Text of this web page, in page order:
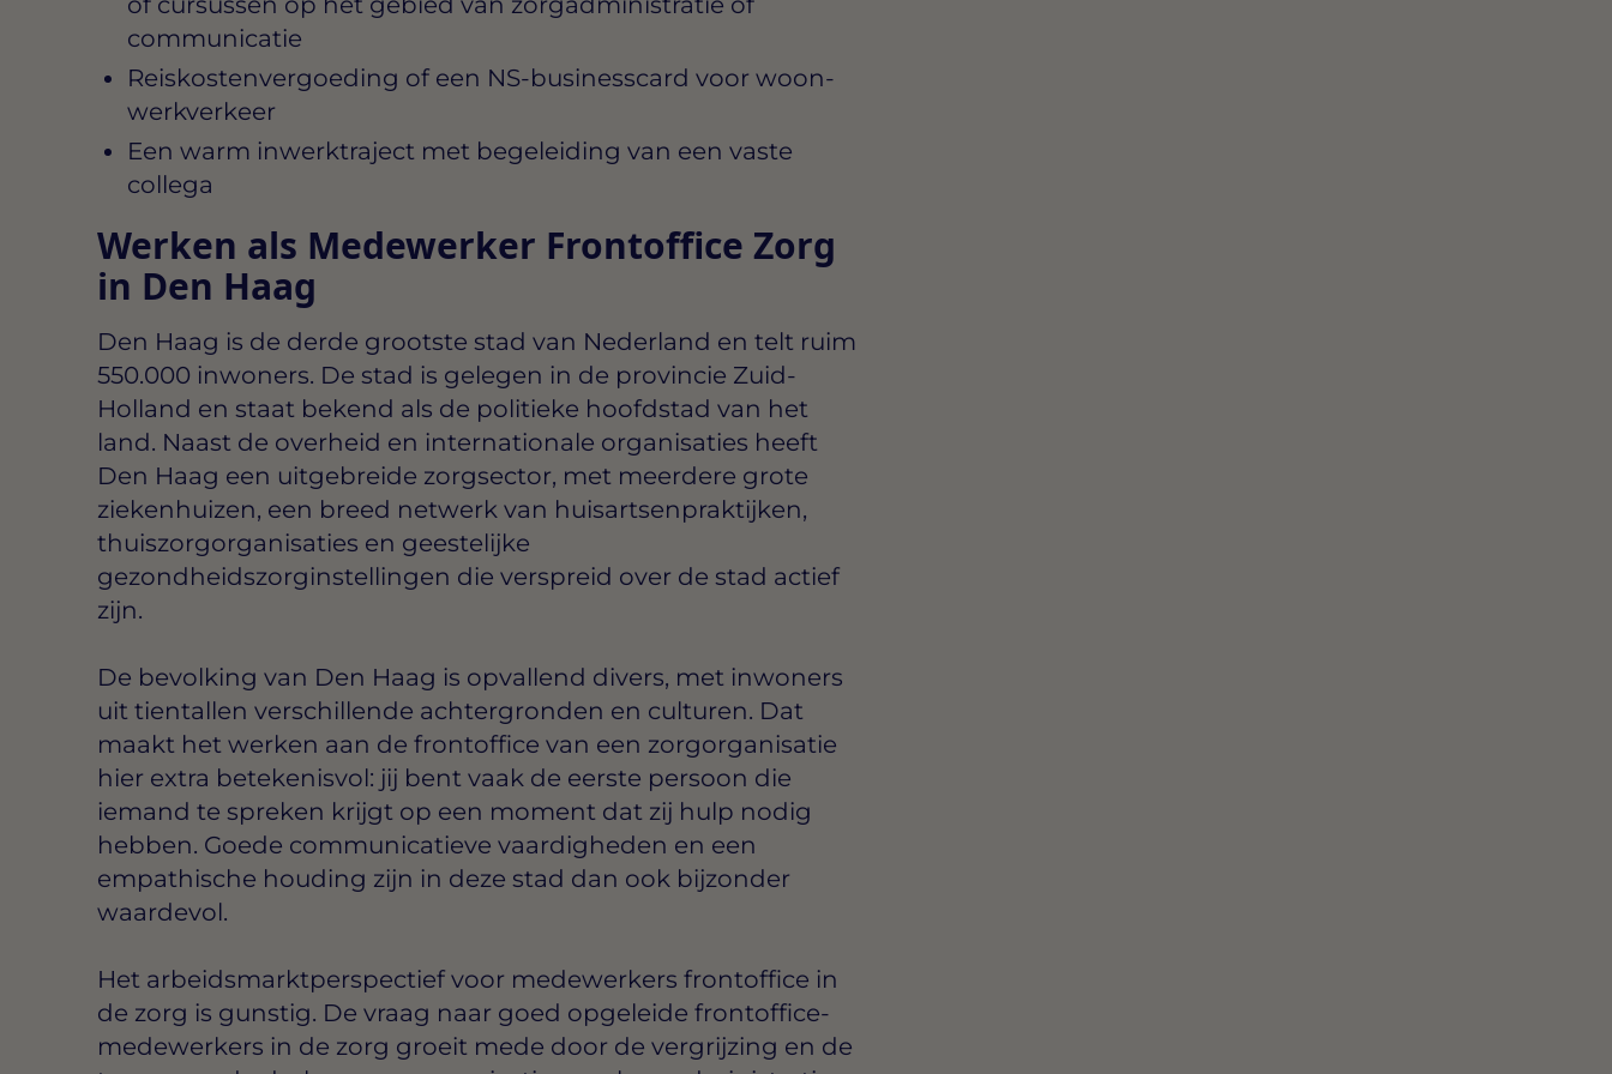
communicatie
Reiskostenvergoeding of een NS-businesscard voor woon-
werkverkeer
Een warm inwerktraject met begeleiding van een vaste
collega
Werken als Medewerker Frontoffice Zorg
in Den Haag
Den Haag is de derde grootste stad van Nederland en telt ruim
550.000 inwoners. De stad is gelegen in de provincie Zuid-
Holland en staat bekend als de politieke hoofdstad van het
land. Naast de overheid en internationale organisaties heeft
Den Haag een uitgebreide zorgsector, met meerdere grote
ziekenhuizen, een breed netwerk van huisartsenpraktijken,
thuiszorgorganisaties en geestelijke
gezondheidszorginstellingen die verspreid over de stad actief
zijn.
De bevolking van Den Haag is opvallend divers, met inwoners
uit tientallen verschillende achtergronden en culturen. Dat
maakt het werken aan de frontoffice van een zorgorganisatie
hier extra betekenisvol: jij bent vaak de eerste persoon die
iemand te spreken krijgt op een moment dat zij hulp nodig
hebben. Goede communicatieve vaardigheden en een
empathische houding zijn in deze stad dan ook bijzonder
waardevol.
Het arbeidsmarktperspectief voor medewerkers frontoffice in
de zorg is gunstig. De vraag naar goed opgeleide frontoffice-
medewerkers in de zorg groeit mede door de vergrijzing en de